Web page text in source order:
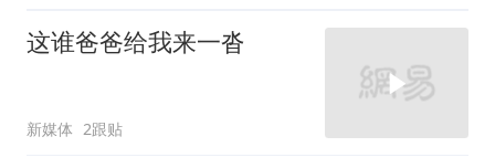
这谁爸爸给我来一沓
新媒体 2跟贴